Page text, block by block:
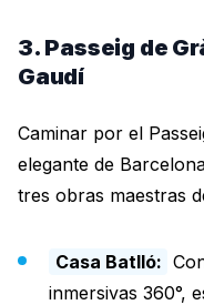
3. Passeig de
Gaudí
Caminar por el
elegante de
tres obras maestras
Casa Batlló:
inmersivas 360°,